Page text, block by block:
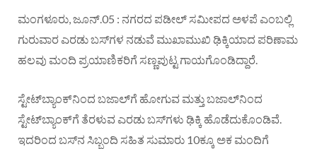
ಮಂಗಳೂರು, ಜೂನ್.05 : ನಗರದ ಪಡೀಲ್ ಸಮೀಪದ ಅಳಪೆ ಎಂಬಲ್ಲಿ
ಗುರುವಾರ ಎರಡು ಬಸ್‌ಗಳ ನಡುವೆ ಮುಖಾಮುಖಿ ಢಿಕ್ಕಿಯಾದ ಪರಿಣಾಮ
ಹಲವು ಮಂದಿ ಪ್ರಯಾಣಿಕರಿಗೆ ಸಣ್ಣಪುಟ್ಟ ಗಾಯಗೊಂಡಿದ್ದಾರೆ.
ಸ್ಟೇಟ್‌ಬ್ಯಾಂಕ್‌ನಿಂದ ಬಜಾಲ್‌ಗೆ ಹೋಗುವ ಮತ್ತು ಬಜಾಲ್‌ನಿಂದ
ಸ್ಟೇಟ್‌ಬ್ಯಾಂಕ್‌ಗೆ ತೆರಳುವ ಎರಡು ಬಸ್‌ಗಳು ಢಿಕ್ಕಿ ಹೊಡೆದುಕೊಂಡಿವೆ.
ಇದರಿಂದ ಬಸ್‌ನ ಸಿಬ್ಬಂದಿ ಸಹಿತ ಸುಮಾರು 10ಕ್ಕೂ ಅಕ ಮಂದಿಗೆ